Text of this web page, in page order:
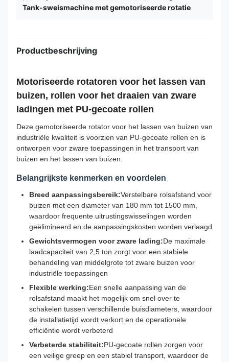
Tank-sweismachine met gemotoriseerde rotatie
Productbeschrijving
Motoriseerde rotatoren voor het lassen van
buizen, rollen voor het draaien van zware
ladingen met PU-gecoate rollen
Deze gemotoriseerde rotator voor het lassen van buizen van
industriële kwaliteit is voorzien van PU-gecoate rollen en is
ontworpen voor zware toepassingen in het transport van
buizen en het lassen van buizen.
Belangrijkste kenmerken en voordelen
Breed aanpassingsbereik:Verstelbare rolsafstand voor
buizen met een diameter van 180 mm tot 1500 mm,
waardoor frequente uitrustingswisselingen worden
geëlimineerd en de aanpassingskosten worden verlaagd
Gewichtsvermogen voor zware lading:De maximale
laadcapaciteit van 2,5 ton zorgt voor een stabiele
behandeling van middelgrote tot zware buizen voor
industriële toepassingen
Flexible werking:Een snelle aanpassing van de
rolsafstand maakt het mogelijk om snel over te
schakelen tussen verschillende buisdiameters, waardoor
de installatietijd wordt verkort en de operationele
efficiëntie wordt verbeterd
Verbeterde stabiliteit:PU-gecoate rollen zorgen voor
een veilige greep en een stabiel transport, waardoor de